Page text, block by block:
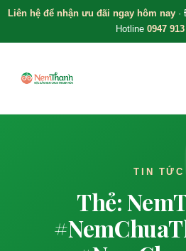
Liên hệ để nhận ưu đãi ngay hôm nay·
Hotline 0947
TIN TỨC
Thẻ: